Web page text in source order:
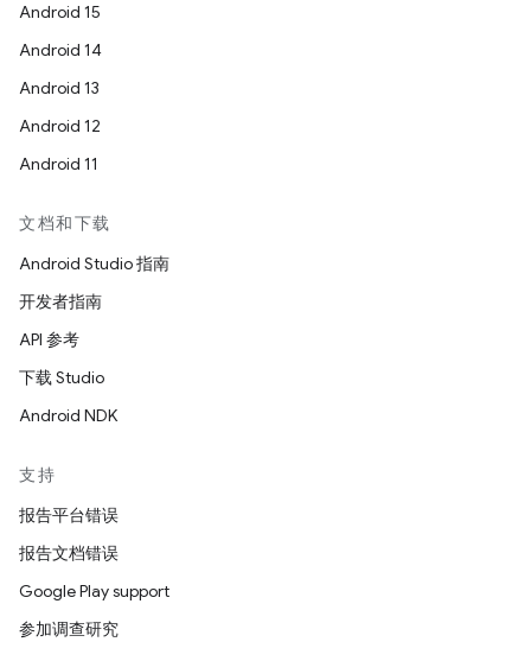
Android 15
Android 14
Android 13
Android 12
Android 11
文档和下载
Android Studio 指南
开发者指南
API 参考
下载 Studio
Android NDK
支持
报告平台错误
报告文档错误
Google Play support
参加调查研究